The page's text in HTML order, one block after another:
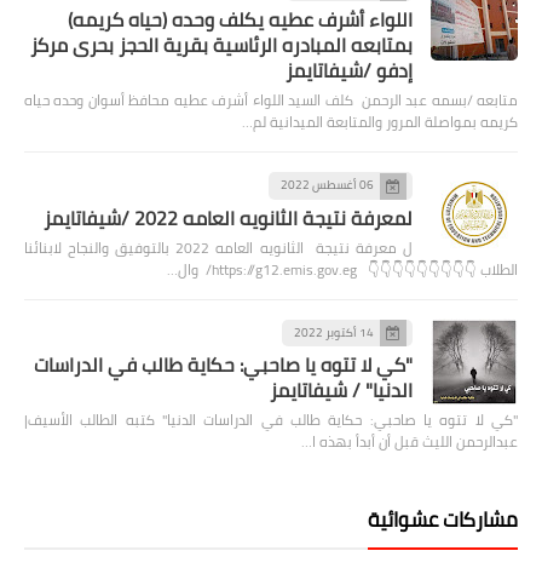
اللواء أشرف عطيه يكلف وحده (حياه كريمه)
بمتابعه المبادره الرئاسية بقرية الحجز بحرى مركز
إدفو /شيفاتايمز
متابعه /بسمه عبد الرحمن كلف السيد اللواء أشرف عطيه محافظ أسوان وحده حياه
كريمه بمواصلة المرور والمتابعة الميدانية لم…
06 أغسطس 2022
لمعرفة نتيجة الثانويه العامه 2022 /شيفاتايمز
ل معرفة نتيجة الثانويه العامه 2022 بالتوفيق والنجاح لابنائنا
الطلاب 👇👇👇👇👇👇👇👇👇 https://g12.emis.gov.eg/ وال…
14 أكتوبر 2022
"كي لا تتوه يا صاحبي: حكاية طالب في الدراسات
الدنيا" / شيفاتايمز
"كي لا تتوه يا صاحبي: حكاية طالب في الدراسات الدنيا" كتبه الطالب الأسيف|
عبدالرحمن الليث قبل أن أبدأ بهذه ا…
مشاركات عشوائية